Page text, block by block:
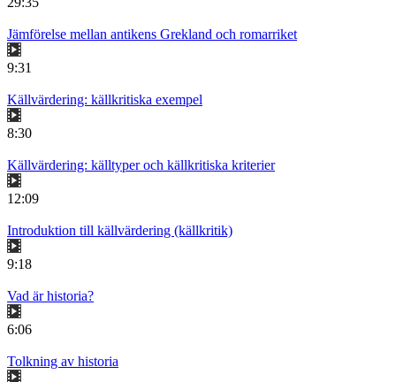
Jämförelse mellan antikens Grekland och romarriket
9:31
Källvärdering: källkritiska exempel
8:30
Källvärdering: källtyper och källkritiska kriterier
12:09
Introduktion till källvärdering (källkritik)
9:18
Vad är historia?
6:06
Tolkning av historia